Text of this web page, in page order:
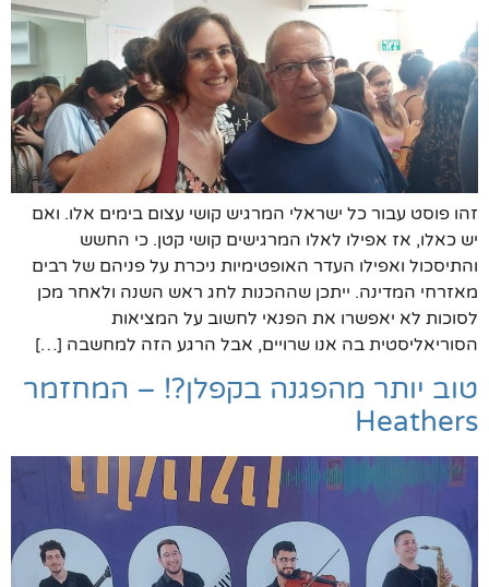
זהו פוסט עבור כל ישראלי המרגיש קושי עצום בימים אלו. ואם
יש כאלו, אז אפילו לאלו המרגישים קושי קטן. כי החשש
והתיסכול ואפילו העדר האופטימיות ניכרת על פניהם של רבים
מאזרחי המדינה. ייתכן שההכנות לחג ראש השנה ולאחר מכן
לסוכות לא יאפשרו את הפנאי לחשוב על המציאות
הסוריאליסטית בה אנו שרויים, אבל הרגע הזה למחשבה […]
טוב יותר מהפגנה בקפלן?! – המחזמר
Heathers